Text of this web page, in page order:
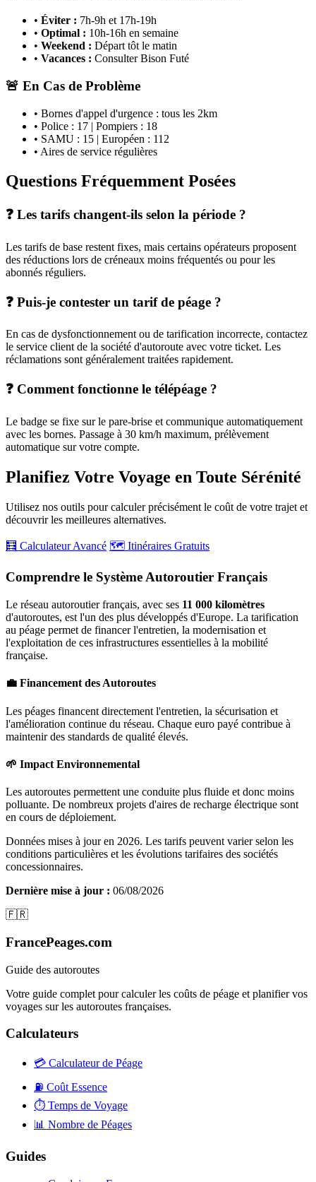
• Éviter : 7h-9h et 17h-19h
• Optimal : 10h-16h en semaine
• Weekend : Départ tôt le matin
• Vacances : Consulter Bison Futé
🚨 En Cas de Problème
• Bornes d'appel d'urgence : tous les 2km
• Police : 17 | Pompiers : 18
• SAMU : 15 | Européen : 112
• Aires de service régulières
Questions Fréquemment Posées
❓ Les tarifs changent-ils selon la période ?
Les tarifs de base restent fixes, mais certains opérateurs proposent
des réductions lors de créneaux moins fréquentés ou pour les
abonnés réguliers.
❓ Puis-je contester un tarif de péage ?
En cas de dysfonctionnement ou de tarification incorrecte, contactez
le service client de la société d'autoroute avec votre ticket. Les
réclamations sont généralement traitées rapidement.
❓ Comment fonctionne le télépéage ?
Le badge se fixe sur le pare-brise et communique automatiquement
avec les bornes. Passage à 30 km/h maximum, prélèvement
automatique sur votre compte.
Planifiez Votre Voyage en Toute Sérénité
Utilisez nos outils pour calculer précisément le coût de votre trajet et
découvrir les meilleures alternatives.
🧮 Calculateur Avancé 🗺️ Itinéraires Gratuits
Comprendre le Système Autoroutier Français
Le réseau autoroutier français, avec ses 11 000 kilomètres
d'autoroutes, est l'un des plus développés d'Europe. La tarification
au péage permet de financer l'entretien, la modernisation et
l'exploitation de ces infrastructures essentielles à la mobilité
française.
💼 Financement des Autoroutes
Les péages financent directement l'entretien, la sécurisation et
l'amélioration continue du réseau. Chaque euro payé contribue à
maintenir des standards de qualité élevés.
🌱 Impact Environnemental
Les autoroutes permettent une conduite plus fluide et donc moins
polluante. De nombreux projets d'aires de recharge électrique sont
en cours de déploiement.
Données mises à jour en 2026. Les tarifs peuvent varier selon les
conditions particulières et les évolutions tarifaires des sociétés
concessionnaires.
Dernière mise à jour : 06/08/2026
🇫🇷
FrancePeages.com
Guide des autoroutes
Votre guide complet pour calculer les coûts de péage et planifier vos
voyages sur les autoroutes françaises.
Calculateurs
💳 Calculateur de Péage
⛽ Coût Essence
⏱️ Temps de Voyage
📊 Nombre de Péages
Guides